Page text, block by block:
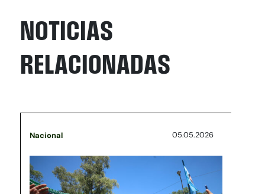
NOTICIAS
RELACIONADAS
Nacional 05.05.2026